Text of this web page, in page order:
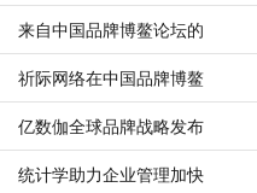
来自中国品牌博鳌论坛的
祈际网络在中国品牌博鳌
亿数伽全球品牌战略发布
统计学助力企业管理加快